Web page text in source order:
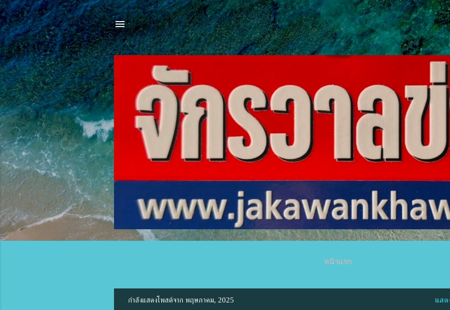
ข้ามไปที่เนื้อหาหลัก
หน้าแรก
กำลังแสดงโพสต์จาก พฤษภาคม, 2025 แสด